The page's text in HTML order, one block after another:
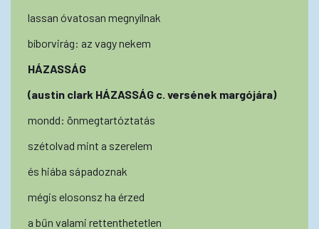
lassan óvatosan megnyílnak
bíborvirág: az vagy nekem
HÁZASSÁG
(austin clark HÁZASSÁG c. versének margójára)
mondd: önmegtartóztatás
szétolvad mint a szerelem
és hiába sápadoznak
mégis elosonsz ha érzed
a bűn valami rettenthetetlen